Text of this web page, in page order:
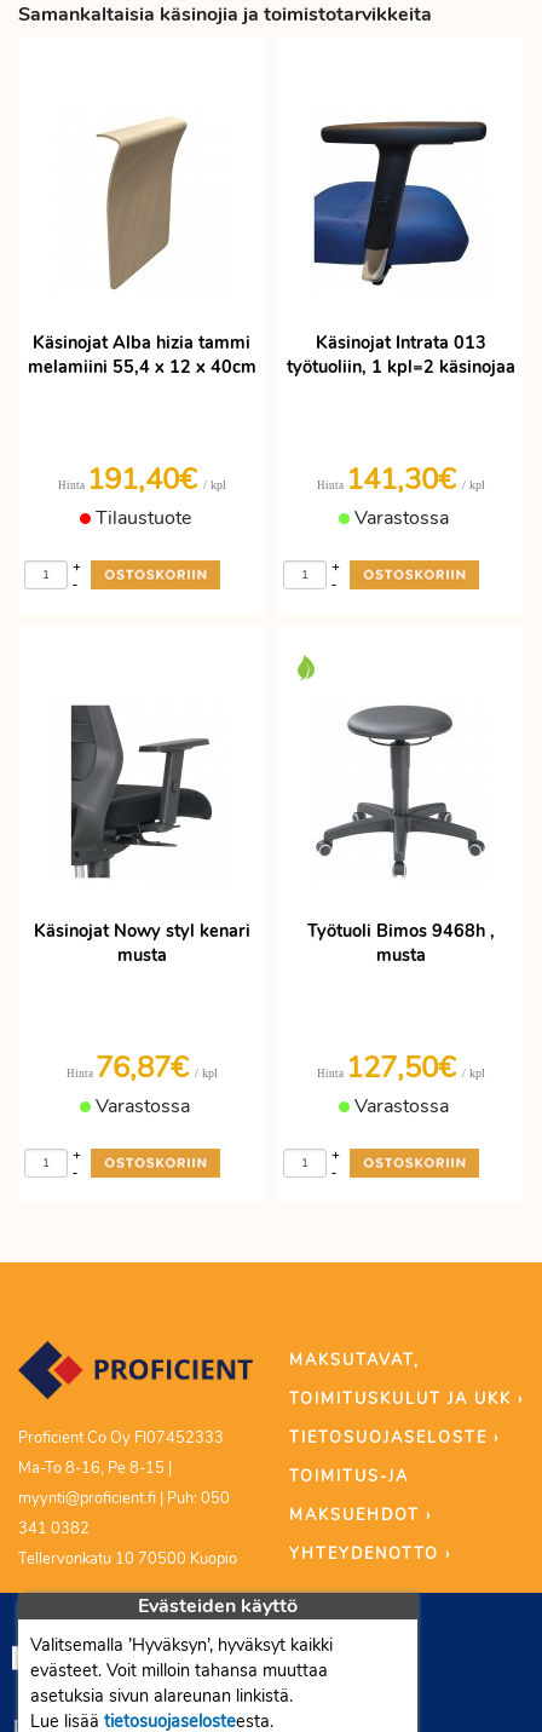
Samankaltaisia käsinojia ja toimistotarvikkeita
Käsinojat Alba hizia tammi
melamiini 55,4 x 12 x 40cm
Hinta 191,40€ / kpl
Tilaustuote
-
+
Käsinojat Intrata 013
työtuoliin, 1 kpl=2 käsinojaa
Hinta 141,30€ / kpl
Varastossa
-
+
Käsinojat Nowy styl kenari
musta
Hinta 76,87€ / kpl
Varastossa
-
+
Työtuoli Bimos 9468h ,
musta
Hinta 127,50€ / kpl
Varastossa
-
+
Proficient Co Oy FI07452333
Ma-To 8-16, Pe 8-15 |
myynti@proficient.fi | Puh: 050
341 0382
Tellervonkatu 10 70500 Kuopio
MAKSUTAVAT,
TOIMITUSKULUT JA UKK ›
TIETOSUOJASELOSTE ›
TOIMITUS-JA
MAKSUEHDOT ›
YHTEYDENOTTO ›
Evästeiden käyttö
Valitsemalla ’Hyväksyn’, hyväksyt kaikki
evästeet. Voit milloin tahansa muuttaa
asetuksia sivun alareunan linkistä.
Lue lisää tietosuojaselosteesta.